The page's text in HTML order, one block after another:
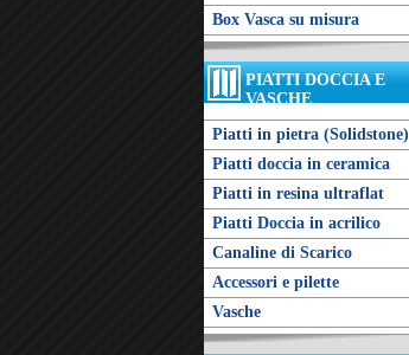
Box Vasca su misura
PIATTI DOCCIA E
VASCHE
Piatti in pietra (Solidstone)
Piatti doccia in ceramica
Piatti in resina ultraflat
Piatti Doccia in acrilico
Canaline di Scarico
Accessori e pilette
Vasche